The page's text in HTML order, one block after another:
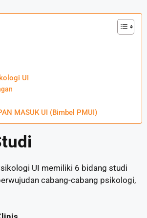
UI
MASUK UI (Bimbel PMUI)
UI memiliki 6 bidang studi
cabang-cabang psikologi,